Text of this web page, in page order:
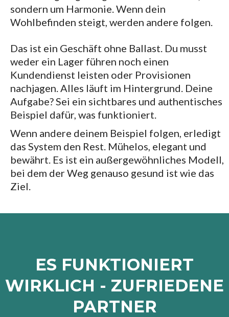
sondern um Harmonie. Wenn dein
Wohlbefinden steigt, werden andere folgen.
Das ist ein Geschäft ohne Ballast. Du musst
weder ein Lager führen noch einen
Kundendienst leisten oder Provisionen
nachjagen. Alles läuft im Hintergrund. Deine
Aufgabe? Sei ein sichtbares und authentisches
Beispiel dafür, was funktioniert.
Wenn andere deinem Beispiel folgen, erledigt
das System den Rest. Mühelos, elegant und
bewährt. Es ist ein außergewöhnliches Modell,
bei dem der Weg genauso gesund ist wie das
Ziel.
ES FUNKTIONIERT
WIRKLICH - ZUFRIEDENE
PARTNER